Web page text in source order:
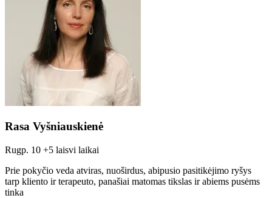
Rasa Vyšniauskienė
Rugp. 10 +5 laisvi laikai
Prie pokyčio veda atviras, nuoširdus, abipusio pasitikėjimo ryšys
tarp kliento ir terapeuto, panašiai matomas tikslas ir abiems pusėms
tinka